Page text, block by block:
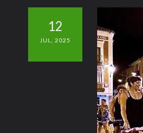
12
JUL, 2025